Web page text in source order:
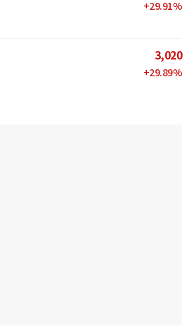
+29.91%
3,020
+29.89%